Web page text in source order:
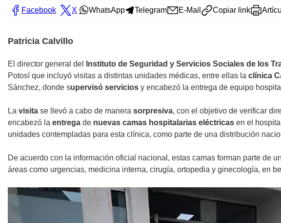
Facebook X WhatsApp Telegram E-Mail Copiar link
Patricia Calvillo
El director general del Instituto de Seguridad y Servicios Sociales de los
Potosí que incluyó visitas a distintas unidades médicas, entre ellas la clínica
Sánchez, donde supervisó servicios y encabezó la entrega de equipo
La visita se llevó a cabo de manera sorpresiva, con el objetivo de verificar
encabezó la entrega de nuevas camas hospitalarias eléctricas en el
unidades contempladas para esta clínica, como parte de una distribución
De acuerdo con la información oficial nacional, estas camas forman parte de
áreas como urgencias, medicina interna, cirugía, ortopedia y ginecología, en